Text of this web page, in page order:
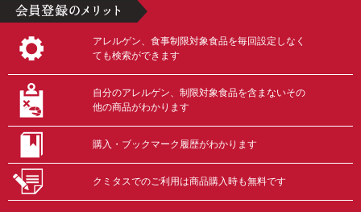
アレルゲン、食事制限対象食品を毎回設定しなく
ても検索ができます
自分のアレルゲン、制限対象食品を含まないその
他の商品がわかります
購入・ブックマーク履歴がわかります
クミタスでのご利用は商品購入時も無料です